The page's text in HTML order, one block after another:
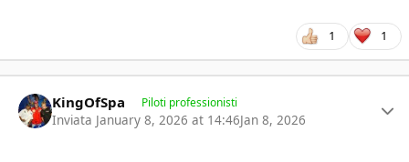
1 1
KingOfSpa Piloti professionisti
Inviata January 8, 2026 at 14:46Jan 8, 2026